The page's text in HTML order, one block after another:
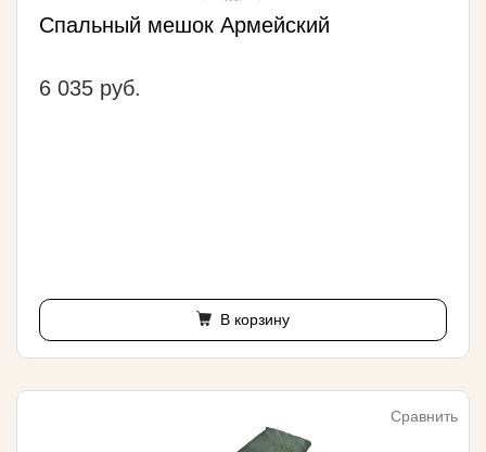
Спальный мешок Армейский
6 035 руб.
В корзину
Сравнить